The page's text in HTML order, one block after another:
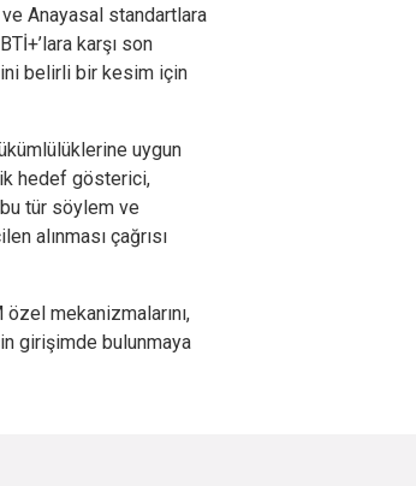
Anayasal standartlara
karşı son
belirli bir kesim için
uygun
hedef gösterici,
tür söylem ve
alınması çağrısı
mekanizmalarını,
girişimde bulunmaya